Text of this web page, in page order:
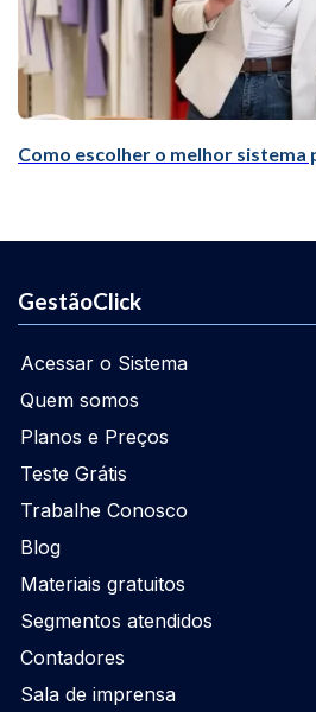
Como escolher o melhor sistema
GestãoClick
Acessar o Sistema
Quem somos
Planos e Preços
Teste Grátis
Trabalhe Conosco
Blog
Materiais gratuitos
Segmentos atendidos
Contadores
Sala de imprensa